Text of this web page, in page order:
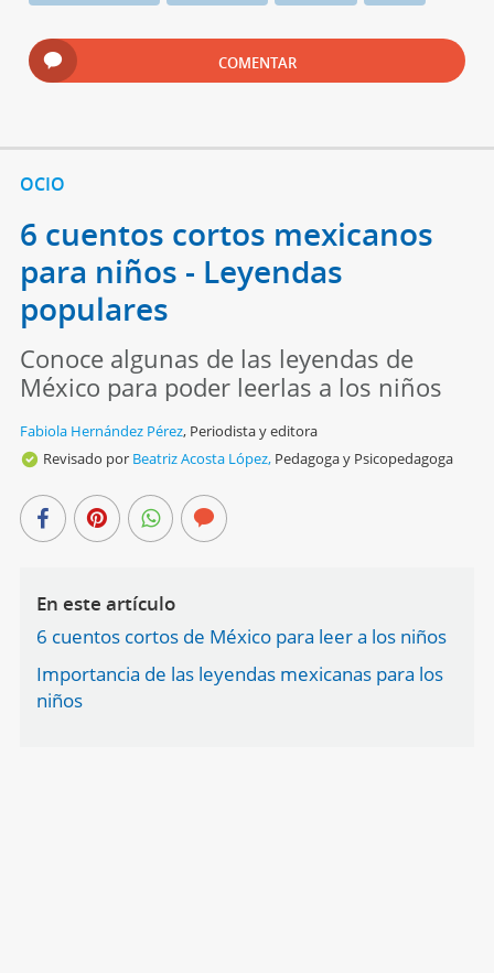
COMENTAR
OCIO
6 cuentos cortos mexicanos
para niños - Leyendas
populares
Conoce algunas de las leyendas de
México para poder leerlas a los niños
Fabiola Hernández Pérez, Periodista y editora
Revisado por Beatriz Acosta López, Pedagoga y Psicopedagoga
En este artículo
6 cuentos cortos de México para leer a los niños
Importancia de las leyendas mexicanas para los
niños